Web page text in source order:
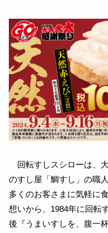
回転すしスシローは、
のすし屋「鯛すし」の職
多くのお客さまに気軽に
想いから、1984年に回転
後『うまいすしを、腹一